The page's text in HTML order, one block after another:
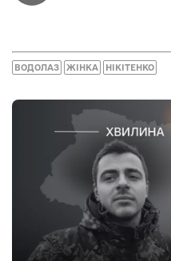
ВОДОЛАЗ ЖІНКА НІКІТЕНКО